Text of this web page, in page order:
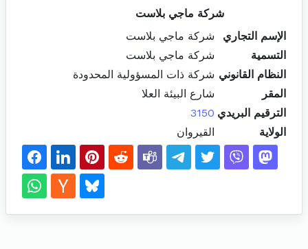
شركة ماجي بلاست
الإسم التجاري
شركة ماجي بلاست
التسمية
شركة ماجي بلاست
النظام القانوني شركة ذات المسؤولية المحدودة
المقر
شارع البيئة العلا
الترقيم البريدي 3150
الولاية
القيروان